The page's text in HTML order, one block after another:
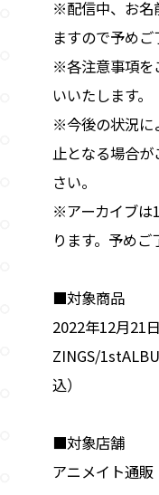
※配信中、お名
ますので予めご
※各注意事項を
いいたします。
※今後の状況に
止となる場合
さい。
※アーカイブは
ります。予めご
■対象商品
2022年12月21
ZINGS/
込）
■対象店舗
アニメイト通販